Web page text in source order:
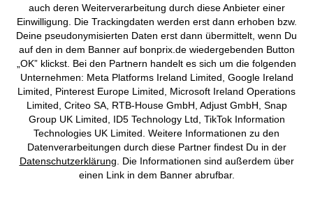
Deutsch Français
auch deren Weiterverarbeitung durch diese Anbieter einer
Einwilligung. Die Trackingdaten werden erst dann erhoben bzw.
Deine pseudonymisierten Daten erst dann übermittelt, wenn Du
auf den in dem Banner auf bonprix.de wiedergebenden Button
„OK” klickst. Bei den Partnern handelt es sich um die folgenden
Unternehmen: Meta Platforms Ireland Limited, Google Ireland
Limited, Pinterest Europe Limited, Microsoft Ireland Operations
Limited, Criteo SA, RTB-House GmbH, Adjust GmbH, Snap
Group UK Limited, ID5 Technology Ltd, TikTok Information
Technologies UK Limited. Weitere Informationen zu den
Datenverarbeitungen durch diese Partner findest Du in der
Datenschutzerklärung . Die Informationen sind außerdem über
einen Link in dem Banner abrufbar.